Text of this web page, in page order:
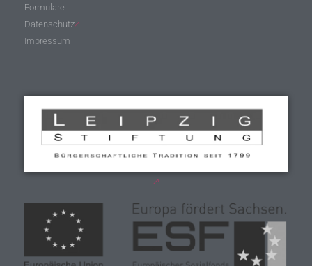
Formulare
Datenschutz
Impressum